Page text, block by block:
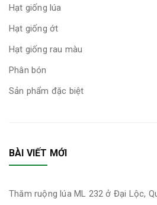
Hạt giống lúa
Hạt giống ớt
Hạt giống rau màu
Phân bón
Sản phẩm đặc biệt
BÀI VIẾT MỚI
Thăm ruộng lúa ML 232 ở Đại Lộc,